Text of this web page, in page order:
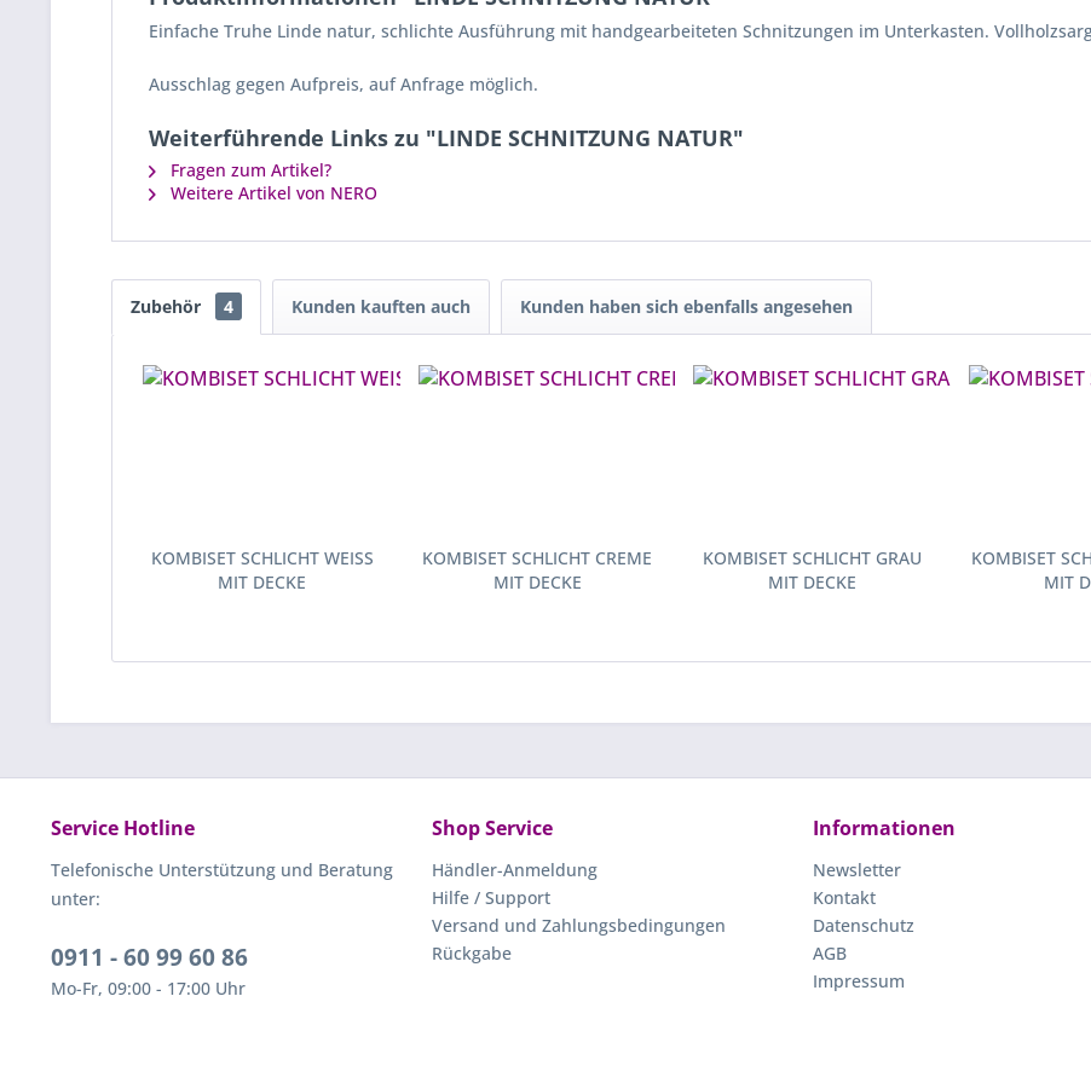
Einfache Truhe Linde natur, schlichte Ausführung mit handgearbeiteten Schnitzungen im Unterkasten.
Ausschlag gegen Aufpreis, auf Anfrage möglich.
Weiterführende Links zu "LINDE SCHNITZUNG NATUR"
Fragen zum Artikel?
Weitere Artikel von NERO
Zubehör 4 Kunden kauften auch Kunden haben sich ebenfalls angesehen
KOMBISET SCHLICHT WEISS
MIT DECKE
KOMBISET SCHLICHT CREME
MIT DECKE
KOMBISET SCHLICHT GRAU
MIT DECKE
KOMBISET
MIT
Service Hotline
Telefonische Unterstützung und Beratung
unter:
0911 - 60 99 60 86
Mo-Fr, 09:00 - 17:00 Uhr
Shop Service
Händler-Anmeldung
Hilfe / Support
Versand und Zahlungsbedingungen
Rückgabe
Informationen
Newsletter
Kontakt
Datenschutz
AGB
Impressum